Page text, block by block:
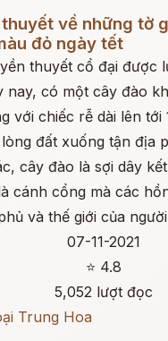
về những tờ
đỏ ngày tết
thuyết cổ đại được
nay, có một cây đào
với chiếc rễ dài lên tới
đất xuống tận địa
cây đào là sợi dây
cánh cổng mà các
và thế giới của
07-11-2021
⭐ 4.8
5,052 lượt đọc
Trung Hoa